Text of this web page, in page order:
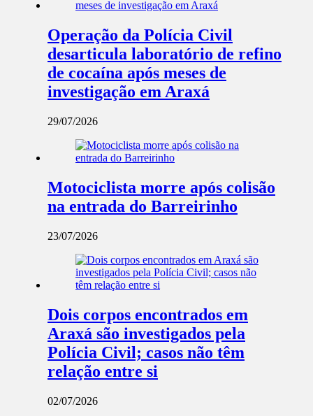
Operação da Polícia Civil
desarticula laboratório de refino
de cocaína após meses de
investigação em Araxá
29/07/2026
Motociclista morre após colisão
na entrada do Barreirinho
23/07/2026
Dois corpos encontrados em
Araxá são investigados pela
Polícia Civil; casos não têm
relação entre si
02/07/2026